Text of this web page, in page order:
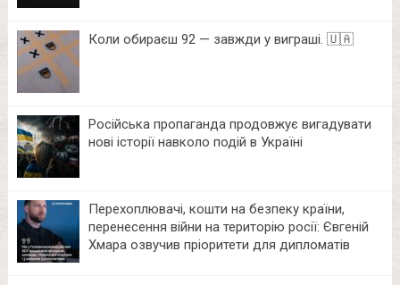
Коли обираєш 92 — завжди у виграші. 🇺🇦
Російська пропаганда продовжує вигадувати
нові історії навколо подій в Україні
Перехоплювачі, кошти на безпеку країни,
перенесення війни на територію росії: Євгеній
Хмара озвучив пріоритети для дипломатів